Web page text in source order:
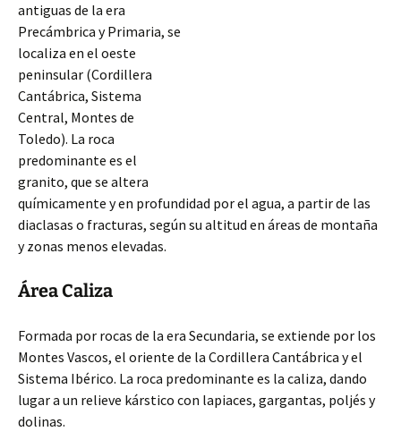
antiguas de la era
Precámbrica y Primaria, se
localiza en el oeste
peninsular (Cordillera
Cantábrica, Sistema
Central, Montes de
Toledo). La roca
predominante es el
granito, que se altera
químicamente y en profundidad por el agua, a partir de las
diaclasas o fracturas, según su altitud en áreas de montaña
y zonas menos elevadas.
Área Caliza
Formada por rocas de la era Secundaria, se extiende por los
Montes Vascos, el oriente de la Cordillera Cantábrica y el
Sistema Ibérico. La roca predominante es la caliza, dando
lugar a un relieve kárstico con lapiaces, gargantas, poljés y
dolinas.